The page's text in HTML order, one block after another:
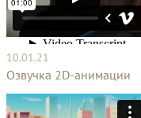
10.01.21
Озвучка 2D-анимации